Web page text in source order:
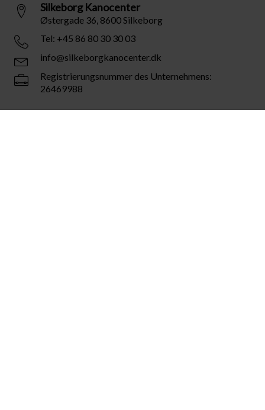
Silkeborg Kanocenter
Østergade 36, 8600 Silkeborg
Tel: +45 86 80 30 30 03
info@silkeborgkanocenter.dk
Registrierungsnummer des Unternehmens:
26469988